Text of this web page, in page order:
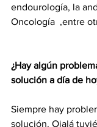
endourología, la
Oncología  ,entre
¿Hay algún
solución a día de
Siempre hay
solución. Ojalá